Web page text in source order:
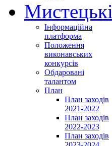
Інформаційна
платформа
Положення
виконавських
конкурсів
Обдаровані
талантом
План
План заходів
2021-2022
План заходів
2022-2023
План заходів